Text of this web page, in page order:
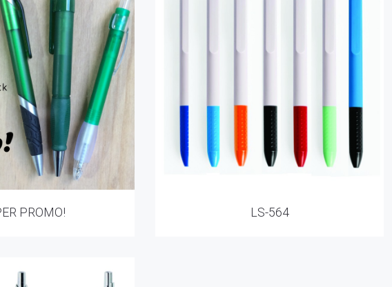
PROMO! LS-564